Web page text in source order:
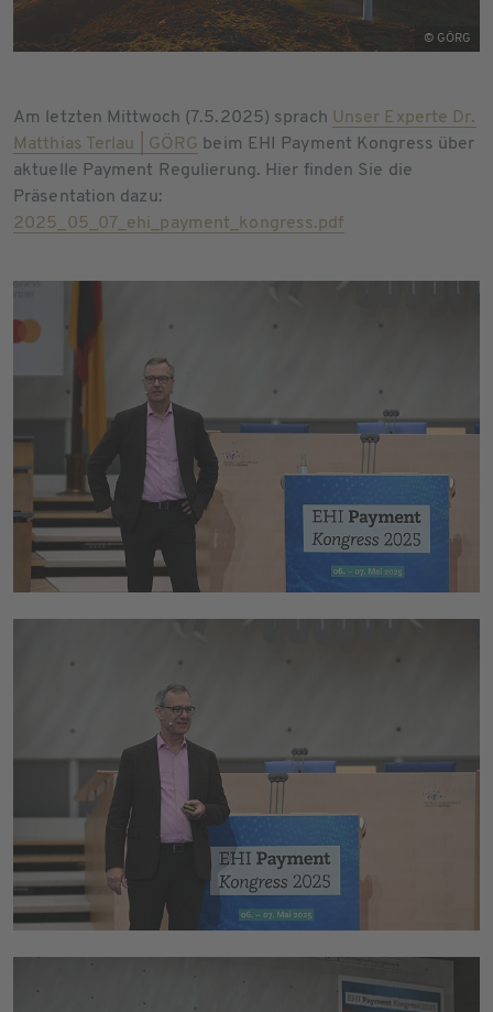
© GÖRG
Am letzten Mittwoch (7.5.2025) sprach Unser Experte Dr.
Matthias Terlau | GÖRG beim EHI Payment Kongress über
aktuelle Payment Regulierung. Hier finden Sie die
Präsentation dazu:
2025_05_07_ehi_payment_kongress.pdf